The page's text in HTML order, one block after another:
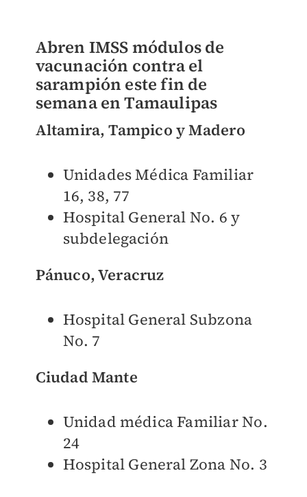
Abren IMSS módulos de
vacunación contra el
sarampión este fin de
semana en Tamaulipas
Altamira, Tampico y Madero
Unidades Médica Familiar
16, 38, 77
Hospital General No. 6 y
subdelegación
Pánuco, Veracruz
Hospital General Subzona
No. 7
Ciudad Mante
Unidad médica Familiar No.
24
Hospital General Zona No. 3